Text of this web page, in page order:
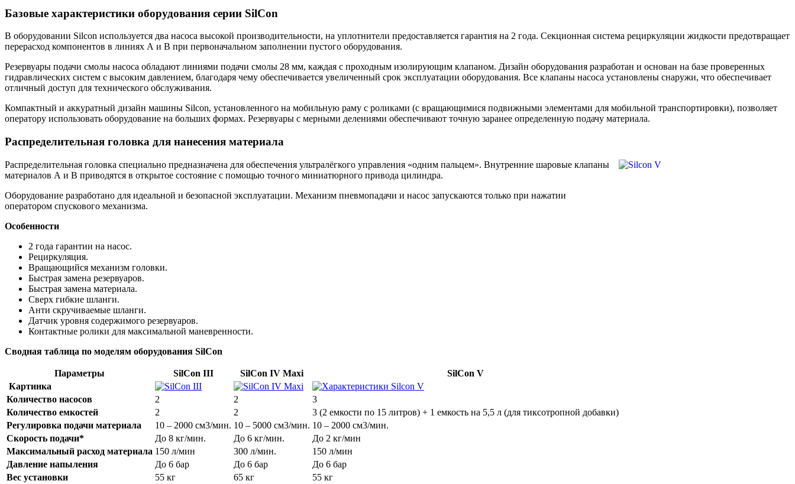
Базовые характеристики оборудования серии SilCon
В оборудовании Silcon используется два насоса высокой производительности, на уплотнители предоставляется гарантия на 2 года. Секционная система рециркуляции жидкости предотвращает
перерасход компонентов в линиях А и В при первоначальном заполнении пустого оборудования.
Резервуары подачи смолы насоса обладают линиями подачи смолы 28 мм, каждая с проходным изолирующим клапаном. Дизайн оборудования разработан и основан на базе проверенных
гидравлических систем с высоким давлением, благодаря чему обеспечивается увеличенный срок эксплуатации оборудования. Все клапаны насоса установлены снаружи, что обеспечивает
отличный доступ для технического обслуживания.
Компактный и аккуратный дизайн машины Silcon, установленного на мобильную раму с роликами (с вращающимися подвижными элементами для мобильной транспортировки), позволяет
оператору использовать оборудование на больших формах. Резервуары с мерными делениями обеспечивают точную заранее определенную подачу материала.
Распределительная головка для нанесения материала
Распределительная головка специально предназначена для обеспечения ультралёгкого управления «одним пальцем». Внутренние шаровые клапаны
материалов А и В приводятся в открытое состояние с помощью точного миниатюрного привода цилиндра.
Оборудование разработано для идеальной и безопасной эксплуатации. Механизм пневмопадачи и насос запускаются только при нажатии
оператором спускового механизма.
Особенности
2 года гарантии на насос.
Рециркуляция.
Вращающийся механизм головки.
Быстрая замена резервуаров.
Быстрая замена материала.
Сверх гибкие шланги.
Анти скручиваемые шланги.
Датчик уровня содержимого резервуаров.
Контактные ролики для максимальной маневренности.
Сводная таблица по моделям оборудования SilCon
Параметры SilCon III SilCon IV Maxi
SilCon V
Картинка
Количество насосов
2 2
3
Количество емкостей
2 2
3 (2 емкости по 15 литров) + 1 емкость на 5,5 л (для тиксотропной добавки)
Регулировка подачи материала
10 – 2000 см3/мин. 10 – 5000 см3/мин. 10 – 2000 см3/мин.
Скорость подачи*
До 8 кг/мин. До 6 кг/мин.
До 2 кг/мин
Максимальный расход материала 150 л/мин 300 л/мин.
150 л/мин
Давление напыления
До 6 бар До 6 бар
До 6 бар
Вес установки
55 кг 65 кг
55 кг